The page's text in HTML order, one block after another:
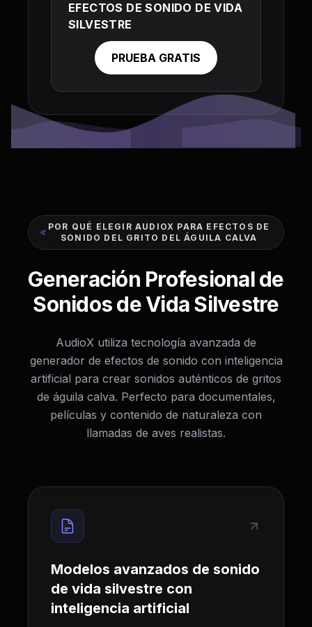
EFECTOS DE SONIDO DE VIDA
SILVESTRE
PRUEBA GRATIS
POR QUÉ ELEGIR AUDIOX PARA EFECTOS DE
SONIDO DEL GRITO DEL ÁGUILA CALVA
Generación Profesional de
Sonidos de Vida Silvestre
AudioX utiliza tecnología avanzada de
generador de efectos de sonido con inteligencia
artificial para crear sonidos auténticos de gritos
de águila calva. Perfecto para documentales,
películas y contenido de naturaleza con
llamadas de aves realistas.
Modelos avanzados de sonido
de vida silvestre con
inteligencia artificial